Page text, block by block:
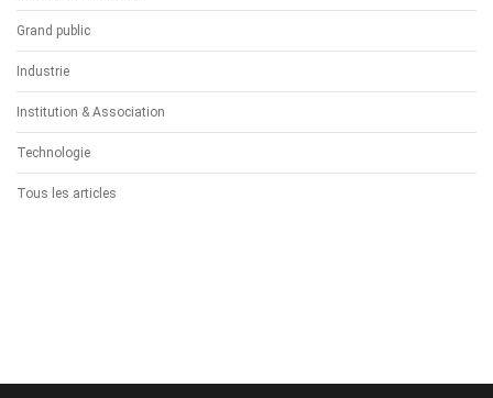
Grand public
Industrie
Institution & Association
Technologie
Tous les articles